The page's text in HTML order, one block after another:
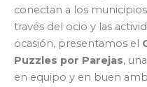
conectan a los
través del ocio y las
ocasión, presentamos el
Puzzles por Parejas,
en equipo y en buen